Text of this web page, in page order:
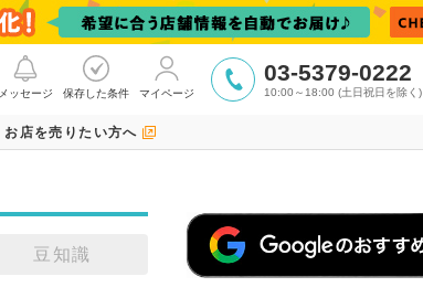
メッセージ 保存した条件 マイページ
03-5379-0222
10:00～18:00 (土日祝日を除く)
お店を売りたい方へ
豆知識